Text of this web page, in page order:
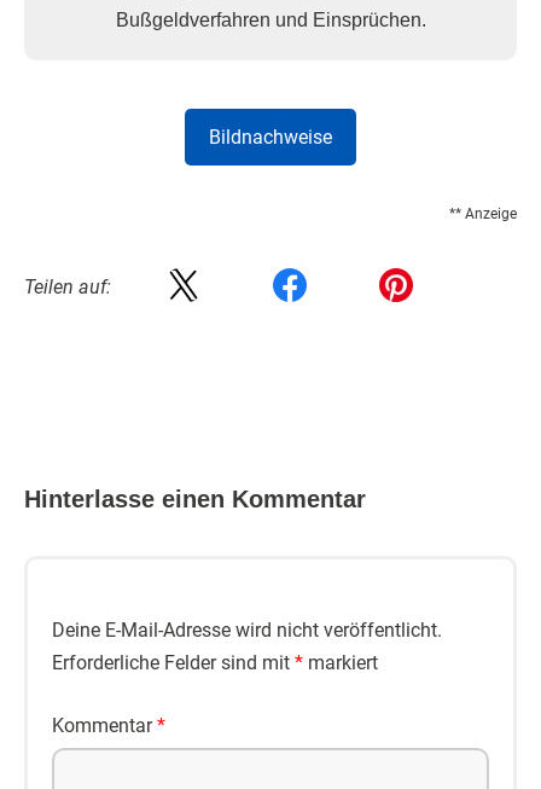
Bußgeldverfahren und Einsprüchen.
Bildnachweise
** Anzeige
Teilen auf:
Hinterlasse einen Kommentar
Deine E-Mail-Adresse wird nicht veröffentlicht.
Erforderliche Felder sind mit * markiert
Kommentar*